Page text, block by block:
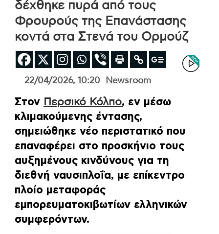
δέχθηκε πυρά από τους
Φρουρούς της Επανάστασης
κοντά στα Στενά του Ορμούζ
22/04/2026, 10:20 Newsroom
Στον Περσικό Κόλπο, εν μέσω
κλιμακούμενης έντασης,
σημειώθηκε νέο περιστατικό που
επαναφέρει στο προσκήνιο τους
αυξημένους κινδύνους για τη
διεθνή ναυσιπλοΐα, με επίκεντρο
πλοίο μεταφοράς
εμπορευματοκιβωτίων ελληνικών
συμφερόντων.